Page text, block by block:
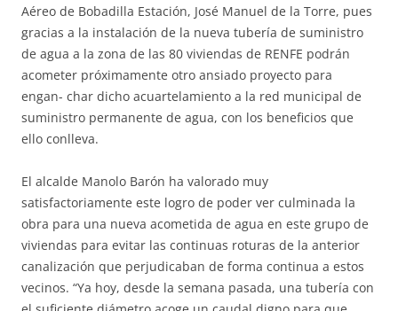
Aéreo de Bobadilla Estación, José Manuel de la Torre, pues
gracias a la instalación de la nueva tubería de suministro
de agua a la zona de las 80 viviendas de RENFE podrán
acometer próximamente otro ansiado proyecto para
engan- char dicho acuartelamiento a la red municipal de
suministro permanente de agua, con los beneficios que
ello conlleva.
El alcalde Manolo Barón ha valorado muy
satisfactoriamente este logro de poder ver culminada la
obra para una nueva acometida de agua en este grupo de
viviendas para evitar las continuas roturas de la anterior
canalización que perjudicaban de forma continua a estos
vecinos. “Ya hoy, desde la semana pasada, una tubería con